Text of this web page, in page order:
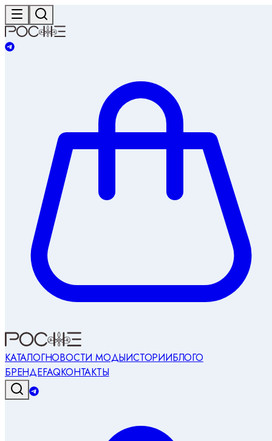
КАТАЛОГНОВОСТИ МОДЫИСТОРИИБЛОГО
БРЕНДЕFAQКОНТАКТЫ